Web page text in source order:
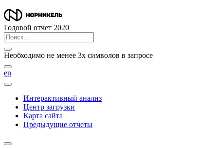
Годовой отчет 2020
Необходимо не менее 3х символов в запросе
en
Интерактивный анализ
Центр загрузки
Карта сайта
Предыдущие отчеты